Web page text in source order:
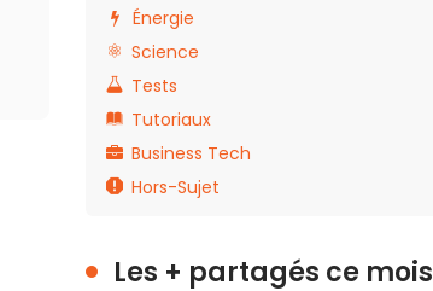
Énergie
Science
Tests
Tutoriaux
Business Tech
Hors-Sujet
Les + partagés ce mois